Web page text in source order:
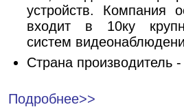
устройств. Компания
входит в 10ку
систем
Страна производитель
Подробнее>>